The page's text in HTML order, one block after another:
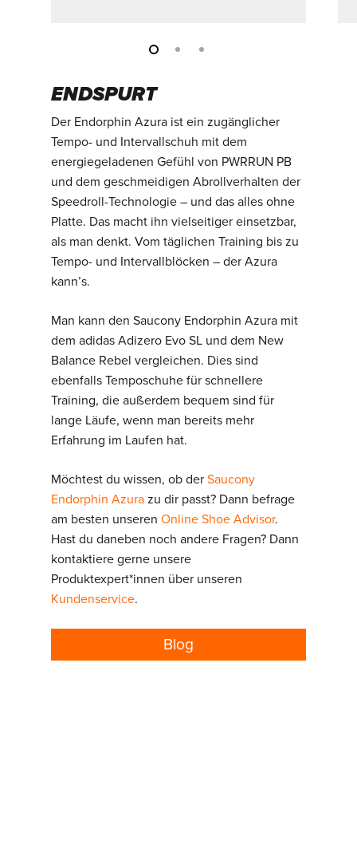
ENDSPURT
Der Endorphin Azura ist ein zugänglicher
Tempo- und Intervallschuh mit dem
energiegeladenen Gefühl von PWRRUN PB
und dem geschmeidigen Abrollverhalten der
Speedroll-Technologie – und das alles ohne
Platte. Das macht ihn vielseitiger einsetzbar,
als man denkt. Vom täglichen Training bis zu
Tempo- und Intervallblöcken – der Azura
kann’s.
Man kann den Saucony Endorphin Azura mit
dem adidas Adizero Evo SL und dem New
Balance Rebel vergleichen. Dies sind
ebenfalls Temposchuhe für schnellere
Training, die außerdem bequem sind für
lange Läufe, wenn man bereits mehr
Erfahrung im Laufen hat.
Möchtest du wissen, ob derSaucony
Endorphin Azura zu dir passt? Dann befrage
am besten unserenOnline Shoe Advisor.
Hast du daneben noch andere Fragen? Dann
kontaktiere gerne unsere
Produktexpert*innen über unseren
Kundenservice.
Blog